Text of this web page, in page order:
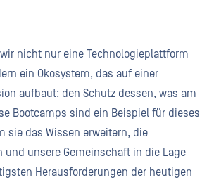
wir nicht nur eine Technologieplattform
ein Ökosystem, das auf einer
aufbaut: den Schutz dessen, was am
Bootcamps sind ein Beispiel für dieses
sie das Wissen erweitern, die
und unsere Gemeinschaft in die Lage
Herausforderungen der heutigen